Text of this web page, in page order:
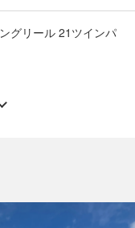
グリール 21ツインパ
ラインストアの出